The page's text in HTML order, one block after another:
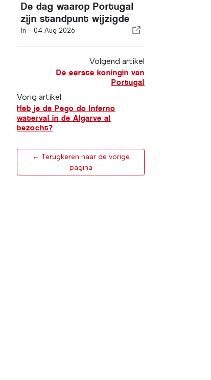
De dag waarop Portugal
zijn standpunt wijzigde
In - 04 Aug 2026
Volgend artikel
De eerste koningin van
Portugal
Vorig artikel
Heb je de Pego do Inferno
waterval in de Algarve al
bezocht?
← Terugkeren naar de vorige
pagina